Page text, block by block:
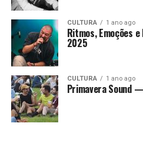
CULTURA 1 ano ago
Ritmos, Emoções
2025
CULTURA 1 ano ago
Primavera Sound